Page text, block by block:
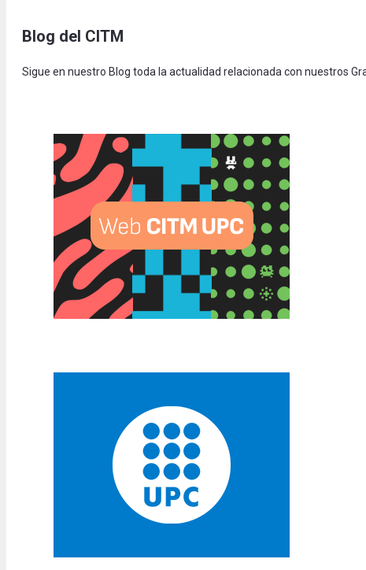
Blog del CITM
Sigue en nuestro Blog toda la actualidad relacionada con nuestros